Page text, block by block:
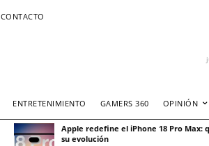
CONTACTO
ENTRETENIMIENTO GAMERS 360 OPINIÓN
Apple redefine el iPhone 18 Pro Max:
su evolución